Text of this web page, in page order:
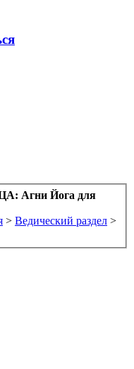
Агни Йога для
> Ведический раздел >